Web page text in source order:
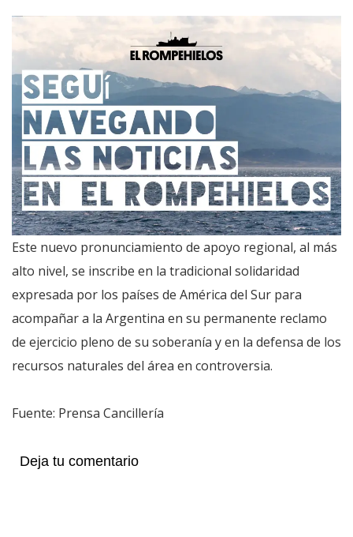
Este nuevo pronunciamiento de apoyo regional, al más
alto nivel, se inscribe en la tradicional solidaridad
expresada por los países de América del Sur para
acompañar a la Argentina en su permanente reclamo
de ejercicio pleno de su soberanía y en la defensa de los
recursos naturales del área en controversia.
Fuente: Prensa Cancillería
Deja tu comentario